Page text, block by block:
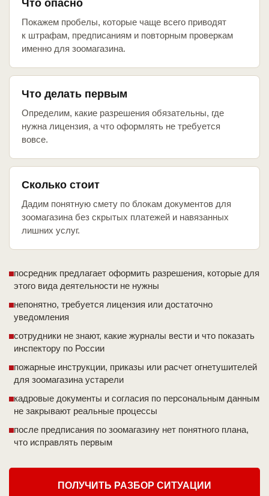
Что опасно
Покажем пробелы, которые чаще всего приводят
к штрафам, предписаниям и повторным проверкам
именно для зоомагазина.
Что делать первым
Определим, какие разрешения обязательны, где
нужна лицензия, а что оформлять не требуется
вовсе.
Сколько стоит
Дадим понятную смету по блокам документов для
зоомагазина без скрытых платежей и навязанных
лишних услуг.
посредник предлагает оформить разрешения, которые для
этого вида деятельности не нужны
непонятно, требуется лицензия или достаточно
уведомления
сотрудники не знают, какие журналы вести и что показать
инспектору по России
пожарные инструкции, приказы или расчет огнетушителей
для зоомагазина устарели
кадровые документы и согласия по персональным данным
не закрывают реальные процессы
после предписания по зоомагазину нет понятного плана,
что исправлять первым
ПОЛУЧИТЬ РАЗБОР СИТУАЦИИ